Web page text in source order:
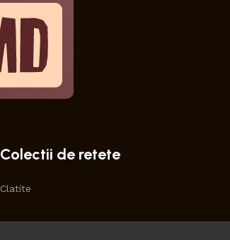
Colectii de retete
Clatite